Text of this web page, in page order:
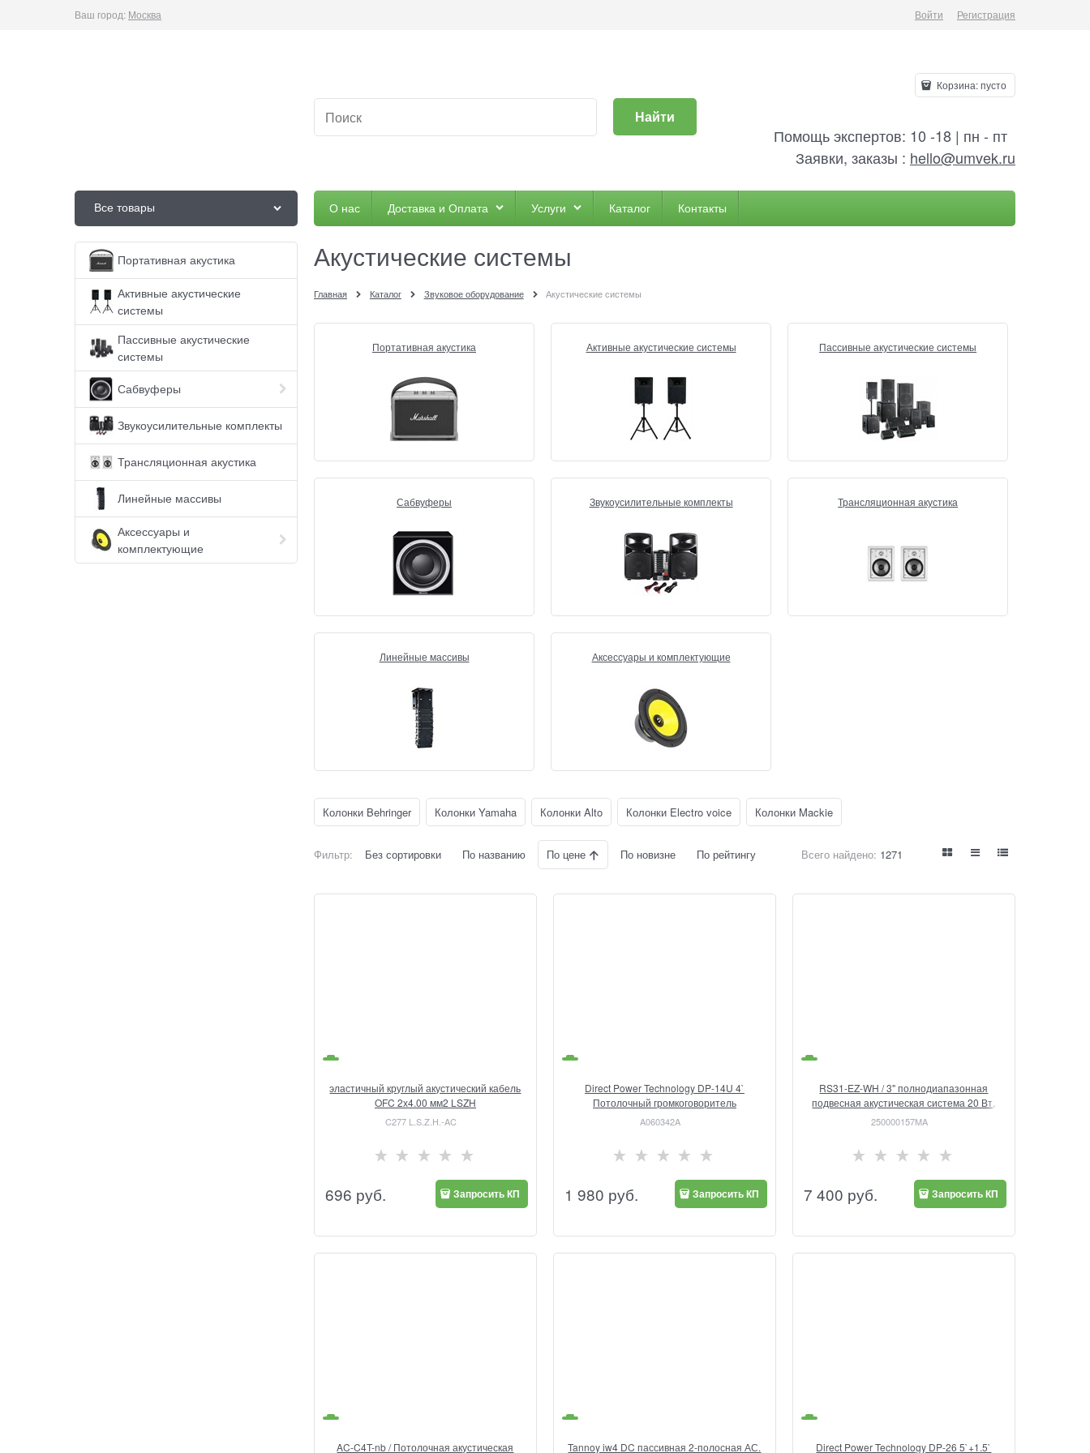
Ваш город: Москва Войти Регистрация
Найти
Корзина:пусто
Помощь экспертов: 10 -18 | пн - пт
Заявки, заказы : hello@umvek.ru
Все товары О нас Доставка и Оплата Услуги Каталог Контакты
Портативная акустика
Активные акустические
системы
Пассивные акустические
системы
Сабвуферы
Звукоусилительные комплекты
Трансляционная акустика
Линейные массивы
Аксессуары и
комплектующие
Акустические системы
Главная Каталог Звуковое оборудование Акустические системы
Портативная акустика Активные акустические системы Пассивные акустические системы
Сабвуферы Звукоусилительные комплекты Трансляционная акустика
Линейные массивы Аксессуары и комплектующие
Колонки Behringer Колонки Yamaha Колонки Alto Колонки Electro voice Колонки Mackie
Фильтр: Без сортировки По названию По цене По новизне По рейтингу Всего найдено: 1271
эластичный круглый акустический кабель
OFC 2х4.00 мм2 LSZH
C277 L.S.Z.H.-AC
696 руб. Запросить КП
Direct Power Technology DP-14U 4`
Потолочный громкоговоритель
A060342A
1 980 руб. Запросить КП
RS31-EZ-WH / 3" полнодиапазонная
подвесная акустическая система 20 Вт,
белый цвет / SOUNDTUBE
250000157MA
7 400 руб. Запросить КП
AC-C4T-nb / Потолочная акустическая
Tannoy iw4 DC пассивная 2-полосная АС.
Direct Power Technology DP-26 5`+1.5`